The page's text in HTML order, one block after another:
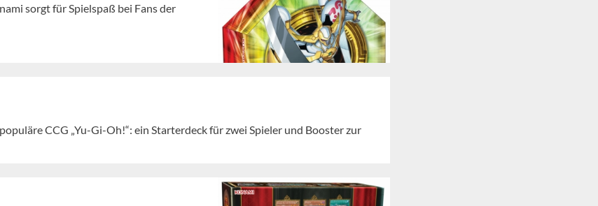
sorgt für Spielspaß bei Fans der
CCG „Yu-Gi-Oh!“: ein Starterdeck für zwei Spieler und Booster zur